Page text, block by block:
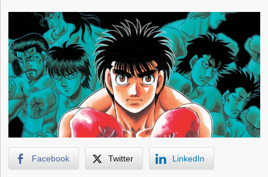
Facebook Twitter LinkedIn